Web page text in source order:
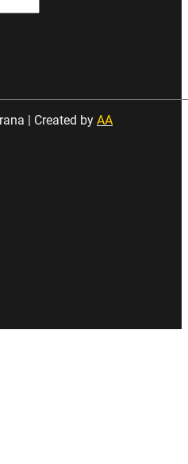
| Created by AA